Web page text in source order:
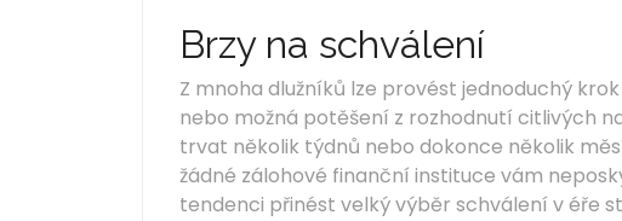
Brzy na schválení
Z mnoha dlužníků lze provést jednoduchý
nebo možná potěšení z rozhodnutí citlivých
trvat několik týdnů nebo dokonce několik
žádné zálohové finanční instituce vám
tendenci přinést velký výběr schválení v éře